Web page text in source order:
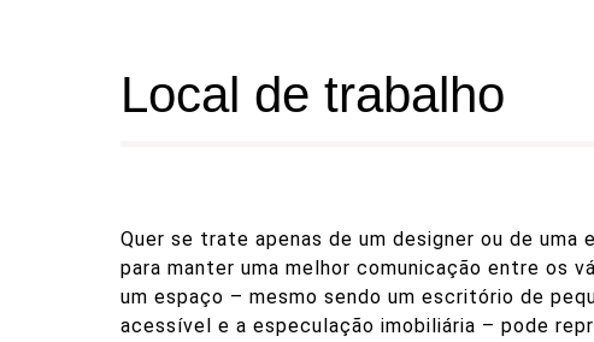
Local de trabalho ​
Quer se trate apenas de um designer ou de
para manter uma melhor comunicação entre os
um espaço – mesmo sendo um escritório de
acessível e a especulação imobiliária – pode